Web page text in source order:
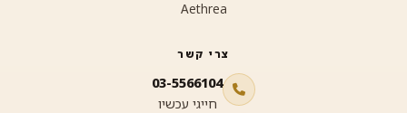
Aethrea
צרי קשר
03-5566104
חייגי עכשיו